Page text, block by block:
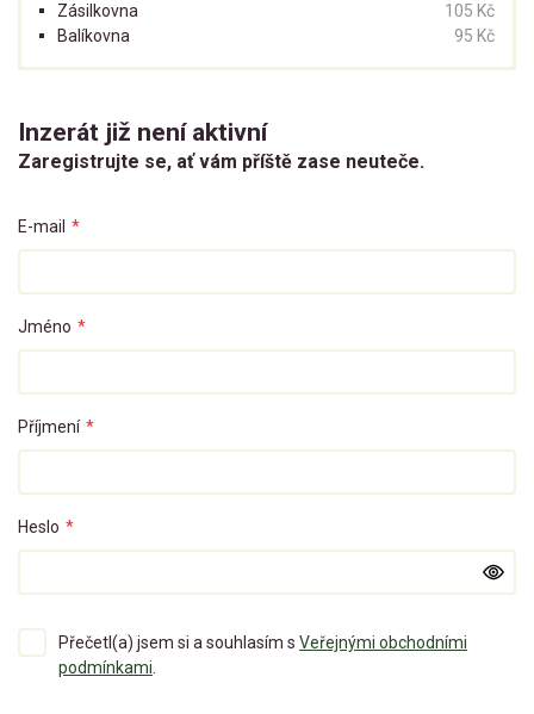
Zásilkovna
105 Kč
Balíkovna
95 Kč
Inzerát již není aktivní
Zaregistrujte se, ať vám příště zase neuteče.
E-mail *
Jméno *
Příjmení *
Heslo *
Přečetl(a) jsem si a souhlasím s Veřejnými obchodními
podmínkami.